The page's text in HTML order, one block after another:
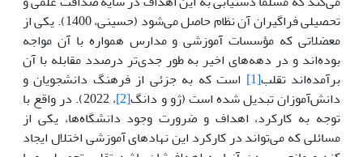
تحصیلی فراگیران آن نظام حاصل می‌شود (حسینی، 1400). یکی از
معضلاتی که مؤسسات آموزشی و مدارس همواره با آن مواجه
بوده‌اند و در دهه‌های اخیر به طور جدی‌تر درصدد مقابله با آن
برآمده‌اند تقلب[1]
است که به جزئی از فرهنگ دانشجویان و
دانش‌آموزان تبدیل شده است (ژو و دانگ[2]
، 2022). در واقع با
توجه به کارکرد، اهداف و ضرورت وجود دانشگاه‌ها، یکی از
مسائلی که می‌تواند در کارکرد این نهادهای آموزشی اختلال ایجاد